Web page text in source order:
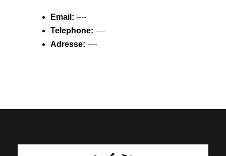
Email: ----
Telephone: ----
Adresse: ----